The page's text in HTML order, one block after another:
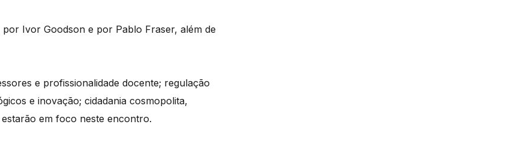
Ivor Goodson e por Pablo Fraser, além de
e profissionalidade docente; regulação
e inovação; cidadania cosmopolita,
em foco neste encontro.